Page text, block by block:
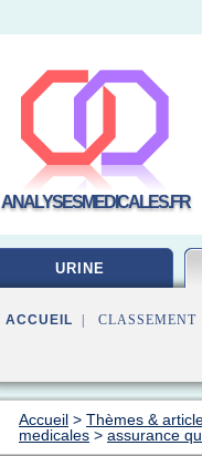
ANALYSESMEDICALES.FR
URINE
ACCUEIL | CLASSEMENT
Accueil > Thèmes &
medicales > assurance